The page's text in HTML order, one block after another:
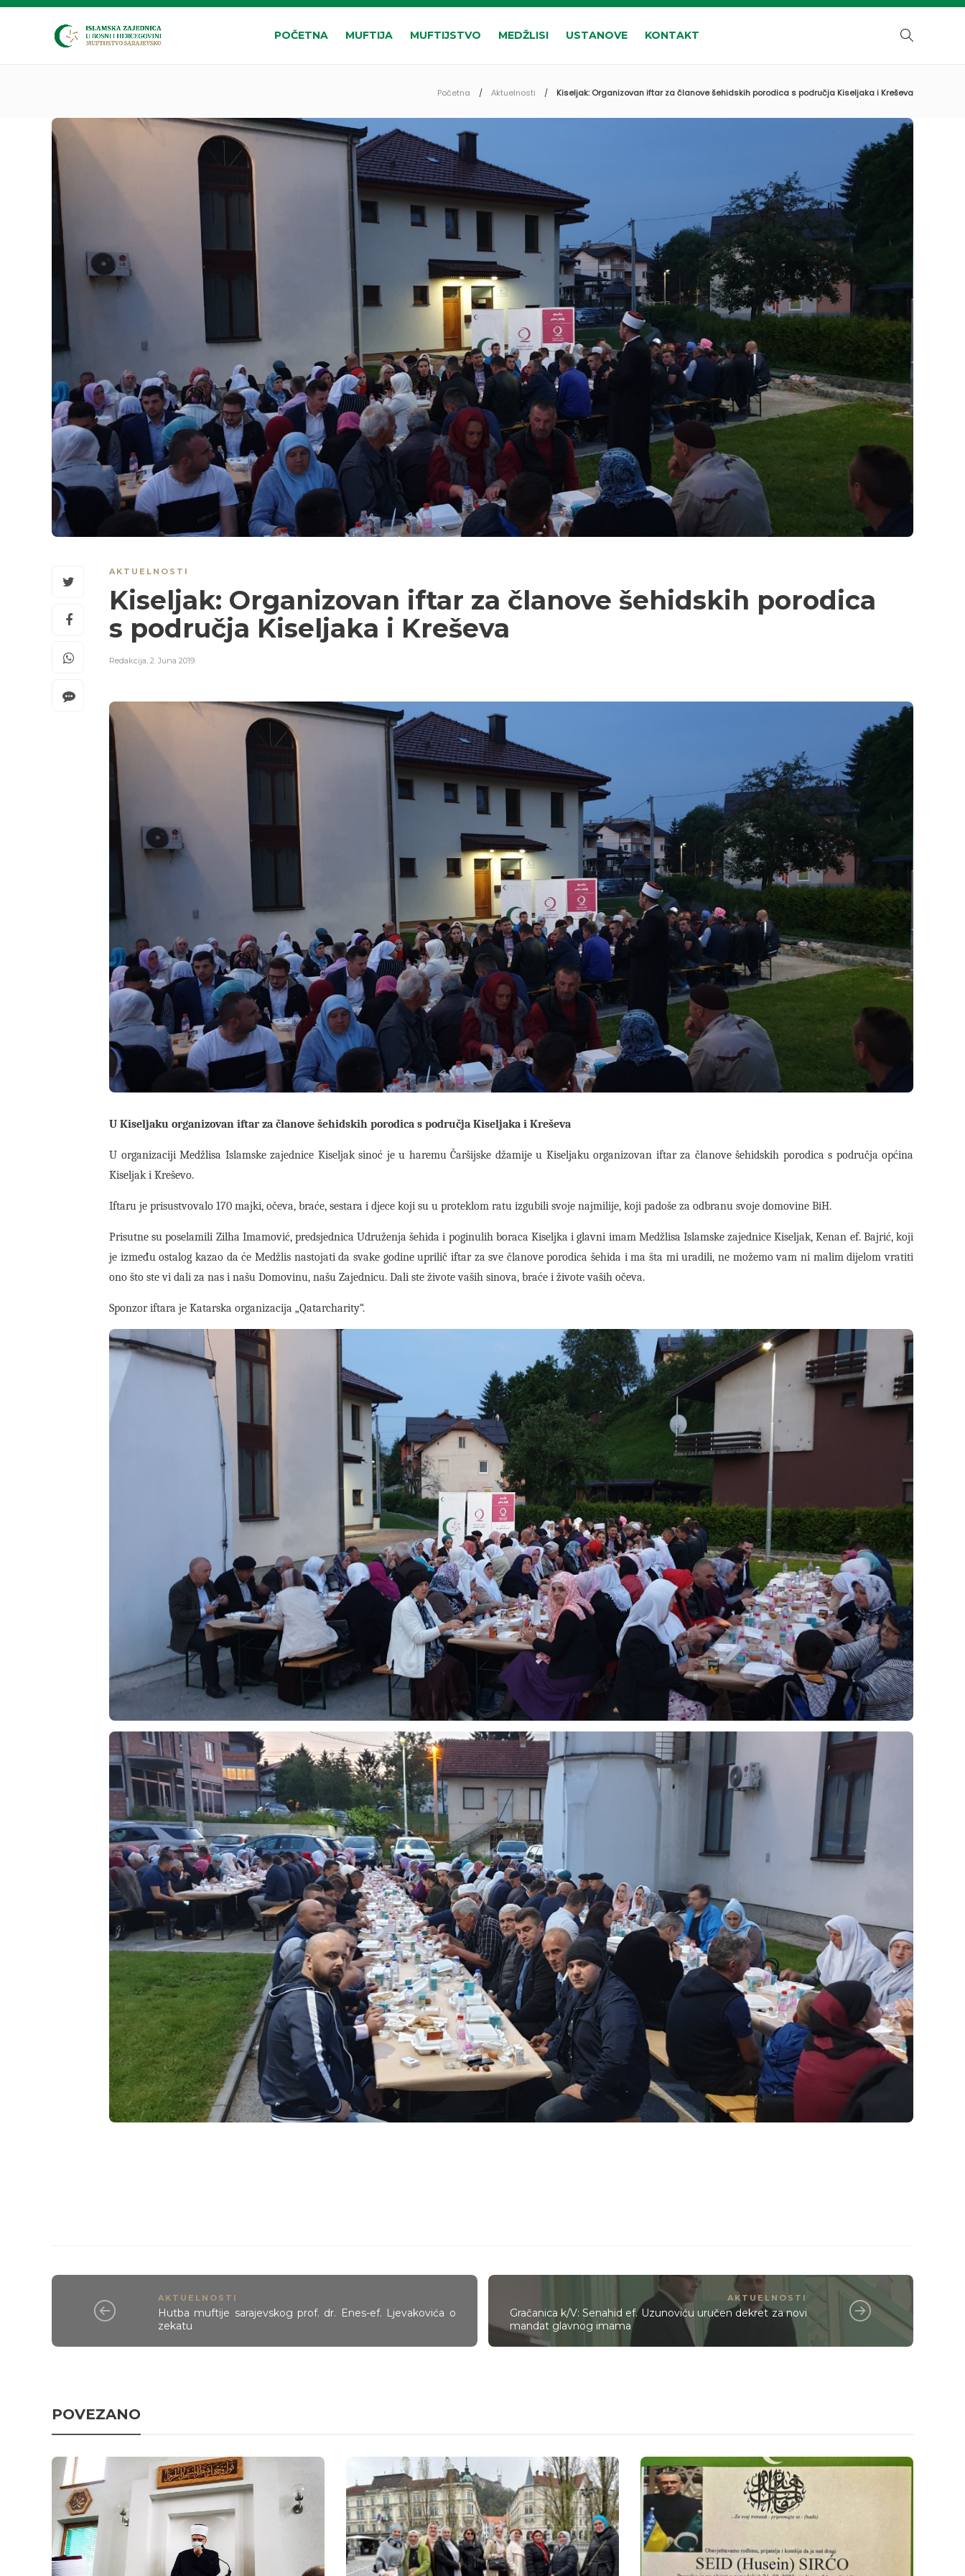
POČETNA MUFTIJA MUFTIJSTVO MEDŽLISI USTANOVE KONTAKT
Početna Aktuelnosti Kiseljak: Organizovan iftar za članove šehidskih porodica s područja Kiseljaka i Kreševa
AKTUELNOSTI
Kiseljak: Organizovan iftar za članove šehidskih porodica
s područja Kiseljaka i Kreševa
Redakcija, 2. Juna 2019.
U Kiseljaku organizovan iftar za članove šehidskih porodica s područja Kiseljaka i Kreševa
U organizaciji Medžlisa Islamske zajednice Kiseljak sinoć je u haremu Čaršijske džamije u Kiseljaku organizovan iftar za članove šehidskih porodica s područja općina
Kiseljak i Kreševo.
Iftaru je prisustvovalo 170 majki, očeva, braće, sestara i djece koji su u proteklom ratu izgubili svoje najmilije, koji padoše za odbranu svoje domovine BiH.
Prisutne su poselamili Zilha Imamović, predsjednica Udruženja šehida i poginulih boraca Kiseljka i glavni imam Medžlisa Islamske zajednice Kiseljak, Kenan ef. Bajrić, koji
je između ostalog kazao da će Medžlis nastojati da svake godine uprilič iftar za sve članove porodica šehida i ma šta mi uradili, ne možemo vam ni malim dijelom vratiti
ono što ste vi dali za nas i našu Domovinu, našu Zajednicu. Dali ste živote vaših sinova, braće i živote vaših očeva.
Sponzor iftara je Katarska organizacija „Qatarcharity“.
AKTUELNOSTI
Hutba muftije sarajevskog prof. dr. Enes-ef. Ljevakovića o
zekatu
AKTUELNOSTI
Gračanica k/V: Senahid ef. Uzunoviću uručen dekret za novi
mandat glavnog imama
POVEZANO